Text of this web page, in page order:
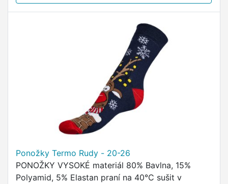
Ponožky Termo Rudy - 20-26
PONOŽKY VYSOKÉ materiál 80% Bavlna, 15%
Polyamid, 5% Elastan praní na 40°C sušit v